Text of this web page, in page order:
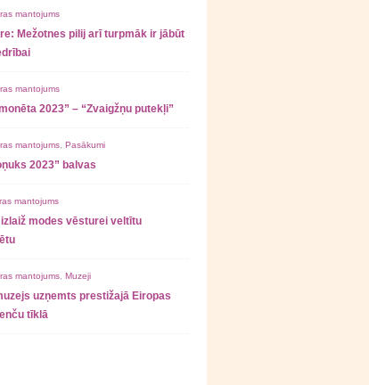
mantojums
Mežotnes pilij arī turpmāk ir jābūt
mantojums
2023” – “Zvaigžņu putekļi”
mantojums Pasākumi
2023” balvas
mantojums
modes vēsturei veltītu
mantojums Muzeji
uzņemts prestižajā Eiropas
tīklā